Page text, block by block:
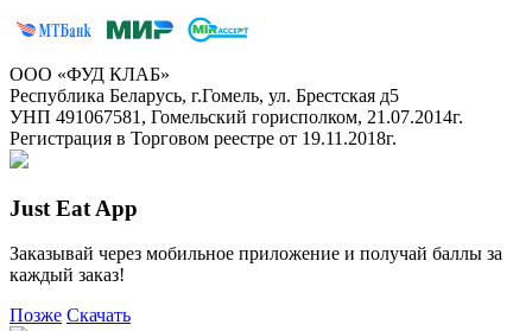
ООО «ФУД КЛАБ»
Республика Беларусь, г.Гомель, ул. Брестская д5
УНП 491067581, Гомельский горисполком, 21.07.2014г.
Регистрация в Торговом реестре от 19.11.2018г.
Just Eat App
Заказывай через мобильное приложение и получай баллы за
каждый заказ!
Позже Скачать